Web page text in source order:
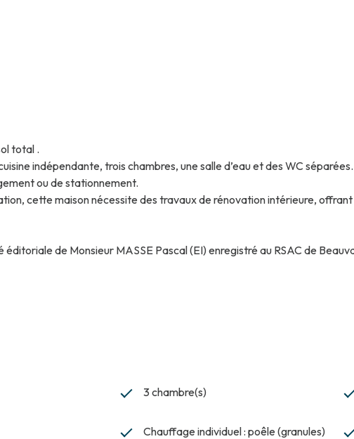
total .
indépendante, trois chambres, une salle d’eau et des WC
ou de stationnement.
cette maison nécessite des travaux de rénovation intérieure,
de Monsieur MASSE Pascal (EI) enregistré au RSAC de
3 chambre(s)
Chauffage individuel : poêle (granules)